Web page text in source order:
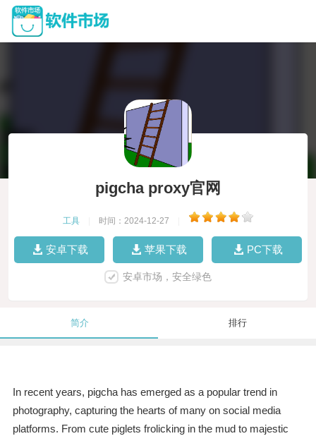
pigcha proxy官网
工具 时间：2024-12-27
安卓下载 苹果下载 PC下载
安卓市场，安全绿色
简介 排行
In recent years, pigcha has emerged as a popular trend in
photography, capturing the hearts of many on social media
platforms. From cute piglets frolicking in the mud to majestic